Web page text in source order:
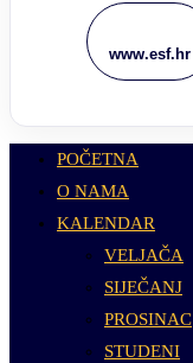
www.esf.hr
POČETNA
O NAMA
KALENDAR
VELJAČA
SIJEČANJ
PROSINAC
STUDENI